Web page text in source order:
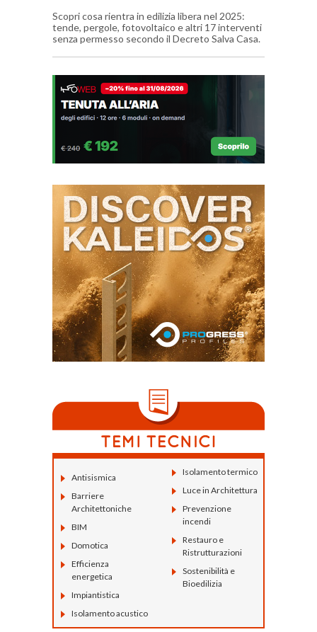
Scopri cosa rientra in edilizia libera nel 2025:
tende, pergole, fotovoltaico e altri 17 interventi
senza permesso secondo il Decreto Salva Casa.
Antisismica
Barriere
Architettoniche
BIM
Domotica
Efficienza
energetica
Impiantistica
Isolamento acustico
Isolamento termico
Luce in Architettura
Prevenzione
incendi
Restauro e
Ristrutturazioni
Sostenibilità e
Bioedilizia